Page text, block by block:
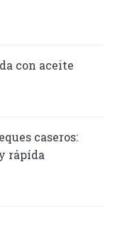
con aceite
caseros:
rápída